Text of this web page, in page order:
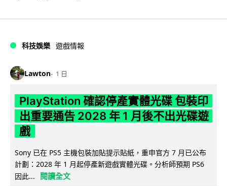
科技娛樂 遊戲情報
Lawton 1 日
PlayStation 確認停產實體光碟 包裝印
出重要通告 2028 年 1 月後不出光碟遊
戲
Sony 已在 PS5 主機包裝加貼提示貼紙，重申官方 7 月已公布
計劃：2028 年 1 月起停產新遊戲實體光碟。分析師預期 PS6
因此...
閱讀全文